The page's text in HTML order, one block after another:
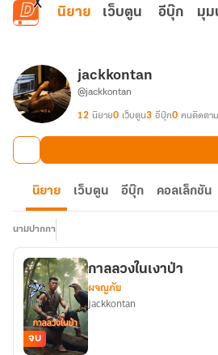
ข้ามไปยังเนื้อหาหลัก
นิยาย เว็บตูน อีบุ๊ก มุม
jackkontan
@jackkontan
12 นิยาย0 เว็บตูน3 อีบุ๊ก0 คนติดตาม
นิยาย เว็บตูน อีบุ๊ก คอลเล็กชัน
นามปากกา
จบ
กาลลวงในเงาป่า
ผจญภัย
jackkontan